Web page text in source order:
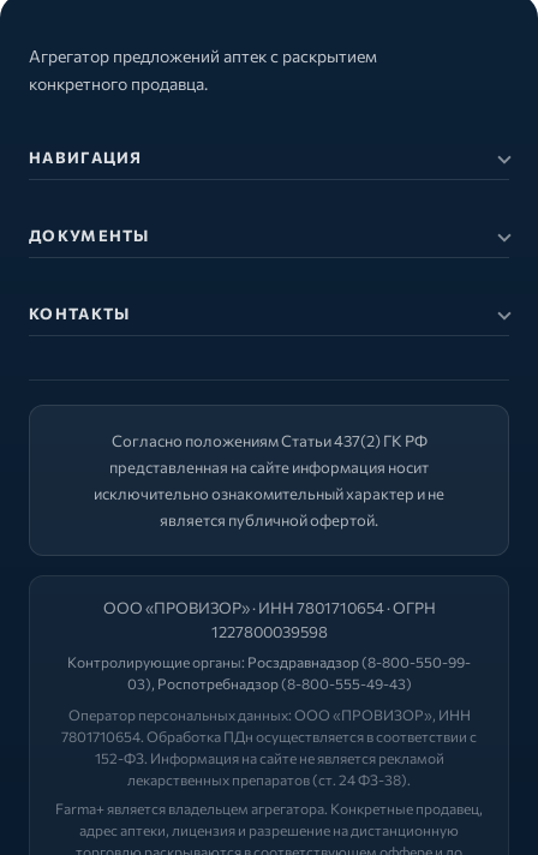
Агрегатор предложений аптек с раскрытием
конкретного продавца.
НАВИГАЦИЯ
ДОКУМЕНТЫ
КОНТАКТЫ
Согласно положениям Статьи 437(2) ГК РФ
представленная на сайте информация носит
исключительно ознакомительный характер и не
является публичной офертой.
ООО «ПРОВИЗОР» · ИНН 7801710654 · ОГРН
1227800039598
Контролирующие органы: Росздравнадзор(8-800-550-99-
03), Роспотребнадзор(8-800-555-49-43)
Оператор персональных данных: ООО «ПРОВИЗОР», ИНН
7801710654. Обработка ПДн осуществляется в соответствии с
152-ФЗ. Информация на сайте не является рекламой
лекарственных препаратов (ст. 24 ФЗ-38).
Farma+ является владельцем агрегатора. Конкретные продавец,
адрес аптеки, лицензия и разрешение на дистанционную
торговлю раскрываются в соответствующем оффере и до